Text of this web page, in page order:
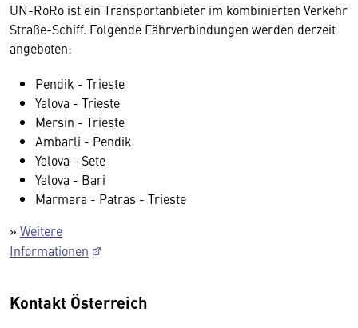
UN-RoRo ist ein Transportanbieter im kombinierten Verkehr
Straße-Schiff. Folgende Fährverbindungen werden derzeit
angeboten:
Pendik - Trieste
Yalova - Trieste
Mersin - Trieste
Ambarli - Pendik
Yalova - Sete
Yalova - Bari
Marmara - Patras - Trieste
» Weitere
Informationen
Kontakt Österreich